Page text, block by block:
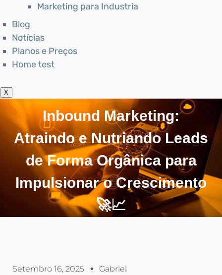
Marketing para Industria
Blog
Notícias
Planos e Preços
Home test
X
Inbound Marketing:
Atraindo e Nutriando Leads
de Forma Orgânica para
Impulsionar o Crescimento
🚀📈
Setembro 16, 2025 Gabriel